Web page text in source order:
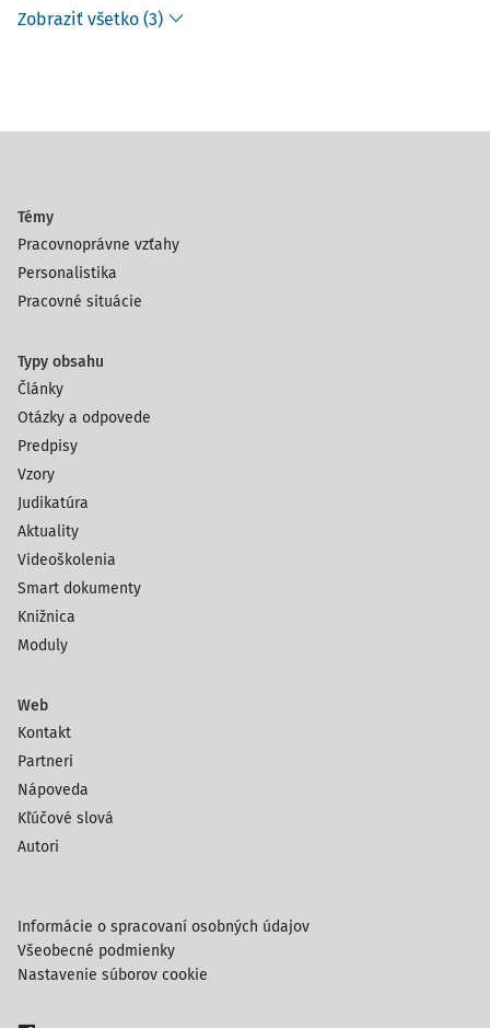
Zobraziť všetko (3)
Témy
Pracovnoprávne vzťahy
Personalistika
Pracovné situácie
Typy obsahu
Články
Otázky a odpovede
Predpisy
Vzory
Judikatúra
Aktuality
Videoškolenia
Smart dokumenty
Knižnica
Moduly
Web
Kontakt
Partneri
Nápoveda
Kľúčové slová
Autori
Informácie o spracovaní osobných údajov
Všeobecné podmienky
Nastavenie súborov cookie